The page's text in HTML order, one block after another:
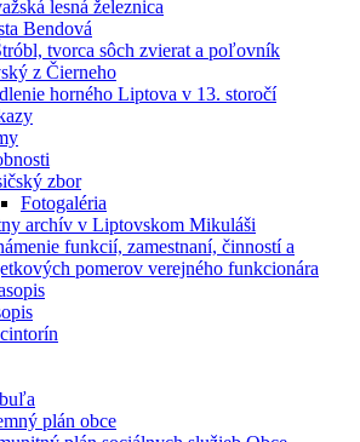
lesná železnica
Bendová
tvorca sôch zvierat a poľovník
z Čierneho
horného Liptova v 13. storočí
zbor
Fotogaléria
archív v Liptovskom Mikuláši
funkcií, zamestnaní, činností a
pomerov verejného funkcionára
plán obce